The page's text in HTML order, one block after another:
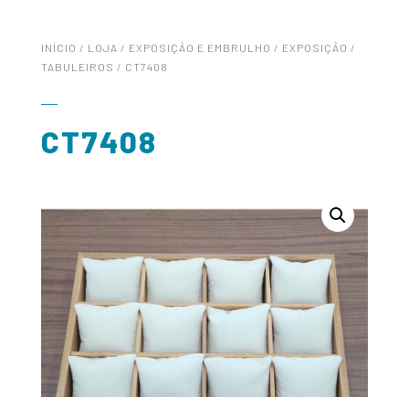
INÍCIO / LOJA / EXPOSIÇÃO E EMBRULHO / EXPOSIÇÃO /
TABULEIROS / CT7408
CT7408